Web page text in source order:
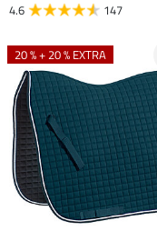
4.6
147
20 % + 20 % EXTRA